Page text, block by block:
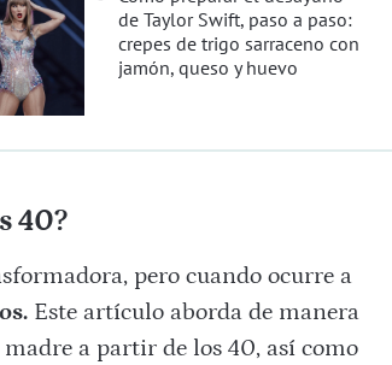
de Taylor Swift, paso a paso:
crepes de trigo sarraceno con
jamón, queso y huevo
40?
pero cuando ocurre a
Este artículo aborda de manera
a partir de los 40, así como